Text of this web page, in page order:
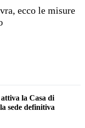
ecco le misure
la Casa di
sede definitiva